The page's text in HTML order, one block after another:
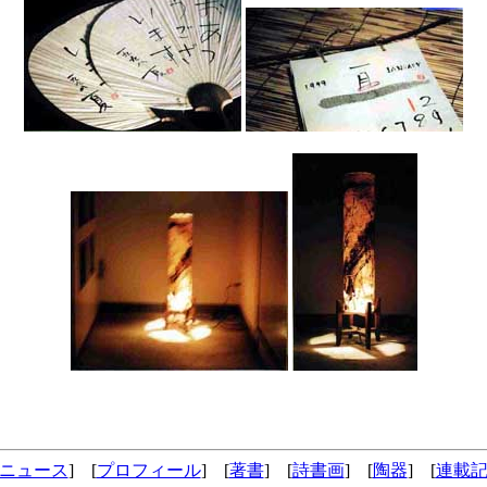
ュース] [プロフィール] [著書] [詩書画] [陶器] [連載